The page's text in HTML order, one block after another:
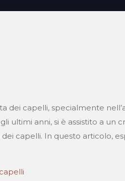
capelli, specialmente
ultimi anni, si è assistito a un
capelli. In questo articolo,